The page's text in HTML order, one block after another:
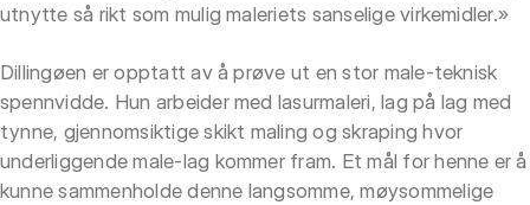
utnytte så rikt som mulig maleriets sanselige virkemidler.»
Dillingøen er opptatt av å prøve ut en stor male-teknisk
spennvidde. Hun arbeider med lasurmaleri, lag på lag med
tynne, gjennomsiktige skikt maling og skraping hvor
underliggende male-lag kommer fram. Et mål for henne er å
kunne sammenholde denne langsomme, møysommelige